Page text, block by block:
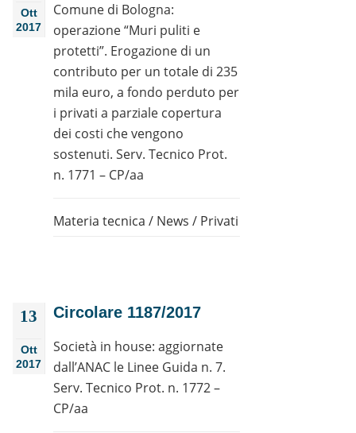
Ott
2017
Comune di Bologna:
operazione “Muri puliti e
protetti”. Erogazione di un
contributo per un totale di 235
mila euro, a fondo perduto per
i privati a parziale copertura
dei costi che vengono
sostenuti. Serv. Tecnico Prot.
n. 1771 – CP/aa
Materia tecnica / News / Privati
13
Ott
2017
Circolare 1187/2017
Società in house: aggiornate
dall’ANAC le Linee Guida n. 7.
Serv. Tecnico Prot. n. 1772 –
CP/aa